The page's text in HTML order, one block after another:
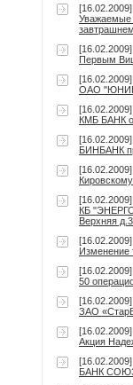
[16.02.2009]
Уважаемые
[16.02.2009]
Первым
[16.02.2009]
ОАО
[16.02.2009]
КМБ БАНК
[16.02.2009]
БИНБАНК
[16.02.2009]
[16.02.2009]
КБ
Верхняя
[16.02.2009]
Изменение
[16.02.2009]
50
[16.02.2009]
ЗАО
[16.02.2009]
Акция
[16.02.2009]
БАНК СОЮЗ